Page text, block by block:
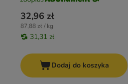
32,96 zł
87,88 zł / kg
31,31 zł
Dodaj do koszyka